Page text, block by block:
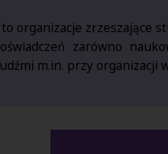
to organizacje zrzeszające
zarówno
m.in. przy organizacji